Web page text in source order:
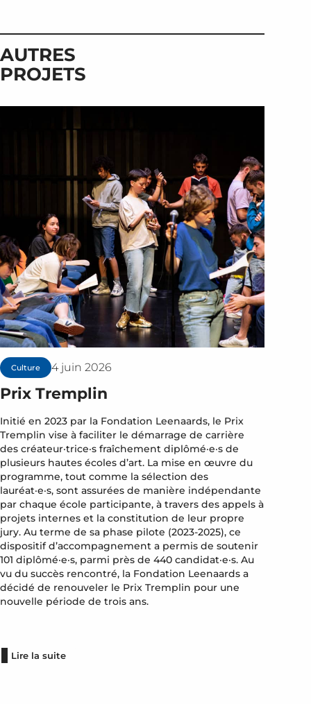
AUTRES
PROJETS
Culture 4 juin 2026
Prix Tremplin
Initié en 2023 par la Fondation Leenaards, le Prix
Tremplin vise à faciliter le démarrage de carrière
des créateur·trice·s fraîchement diplômé·e·s de
plusieurs hautes écoles d’art. La mise en œuvre du
programme, tout comme la sélection des
lauréat·e·s, sont assurées de manière indépendante
par chaque école participante, à travers des appels à
projets internes et la constitution de leur propre
jury. Au terme de sa phase pilote (2023-2025), ce
dispositif d’accompagnement a permis de soutenir
101 diplômé·e·s, parmi près de 440 candidat·e·s. Au
vu du succès rencontré, la Fondation Leenaards a
décidé de renouveler le Prix Tremplin pour une
nouvelle période de trois ans.
Lire la suite